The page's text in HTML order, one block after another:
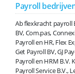
Payroll
Ab flexkracht payroll
BV, Com.pas,
Payroll en HR, Flex
Get Payroll BV, GJ
Payroll en HRM B.V.
Payroll Service B.V.,